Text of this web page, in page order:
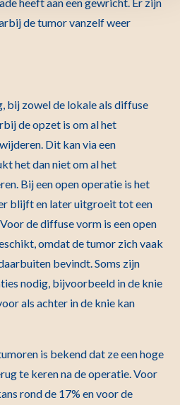
de tumor vanzelf weer
bij zowel de lokale als diffuse
de opzet is om al het
Dit kan via een
het dan niet om al het
Bij een open operatie is het
blijft en later uitgroeit tot een
de diffuse vorm is een open
omdat de tumor zich vaak
bevindt. Soms zijn
nodig, bijvoorbeeld in de knie
als achter in de knie kan
is bekend dat ze een hoge
te keren na de operatie. Voor
rond de 17% en voor de